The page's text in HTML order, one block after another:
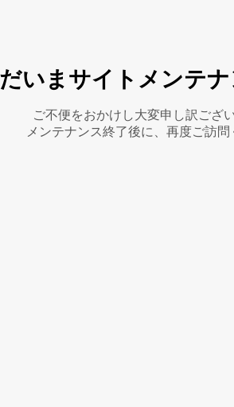
いまサイトメンテ
ご不便をおかけし大変申し訳ござ
メンテナンス終了後に、再度ご訪問